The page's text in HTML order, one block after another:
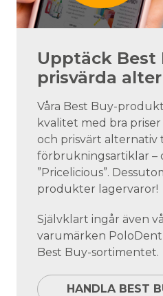
Upptäck Best
prisvärda
Våra Best Buy-
kvalitet med bra
och prisvärt alternativ
förbrukningsartiklar –
”Pricelicious”.
produkter lagervaror!
Självklart ingår även
varumärken
Best Buy-sortimentet.
HANDLA BEST